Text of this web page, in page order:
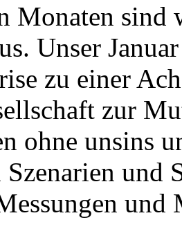
Monaten
Unser
zu einer
zur
ohne unsins
Szenarien und
und